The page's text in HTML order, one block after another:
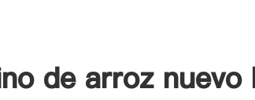
de arroz nuevo